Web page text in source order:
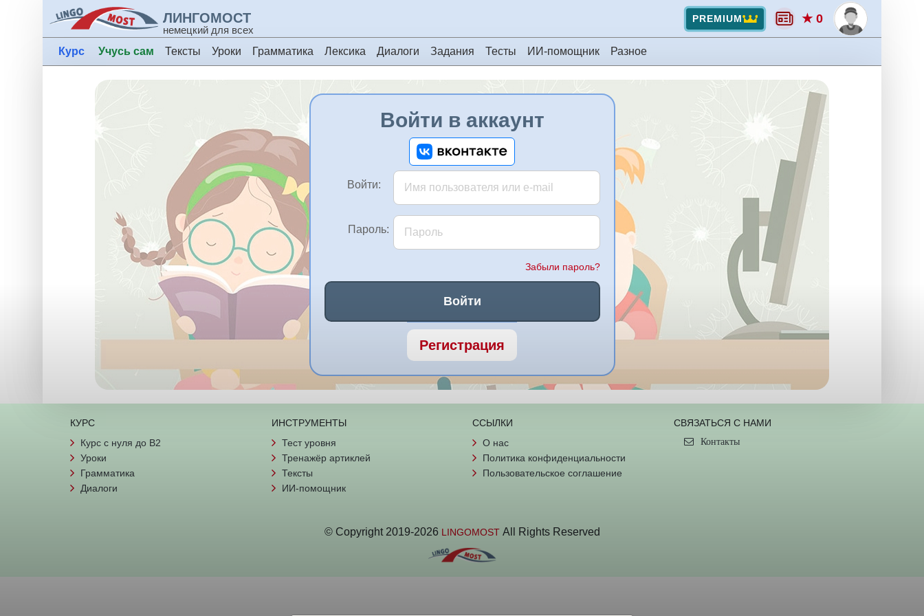
ЛИНГОМОСТ
немецкий для всех
PREMIUM ★ 0
Курс Учусь сам Тексты Уроки Грамматика Лексика Диалоги Задания Тесты ИИ-помощник Разное
Войти в аккаунт
Войти:
Пароль:
Забыли пароль?
Войти
Регистрация
КУРС
Курс с нуля до B2
Уроки
Грамматика
Диалоги
ИНСТРУМЕНТЫ
Тест уровня
Тренажёр артиклей
Тексты
ИИ-помощник
ССЫЛКИ
О нас
Политика конфиденциальности
Пользовательское соглашение
СВЯЗАТЬСЯ С НАМИ
Контакты
© Copyright 2019-2026 LINGOMOST All Rights Reserved